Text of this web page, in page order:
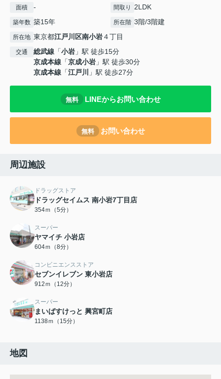
面積 - 間取り 2LDK
築年数 築15年 所在階 3階/3階建
所在地 東京都江戸川区南小岩４丁目
交通 総武線 「小岩 」駅 徒歩15分
京成本線 「京成小岩 」駅 徒歩30分
京成本線 「江戸川 」駅 徒歩27分
無料 LINEからお問い合わせ
無料 お問い合わせ
周辺施設
ドラッグストア
ドラッグセイムス 南小岩7丁目店
354ｍ（5分）
スーパー
ヤマイチ 小岩店
604ｍ（8分）
コンビニエンスストア
セブンイレブン 東小岩店
912ｍ（12分）
スーパー
まいばすけっと 興宮町店
1138ｍ（15分）
地図